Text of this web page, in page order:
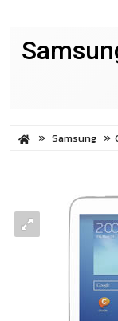
Samsung